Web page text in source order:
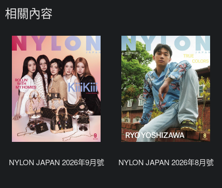
相關內容
NYLON JAPAN 2026年9月號 NYLON JAPAN 2026年8月號